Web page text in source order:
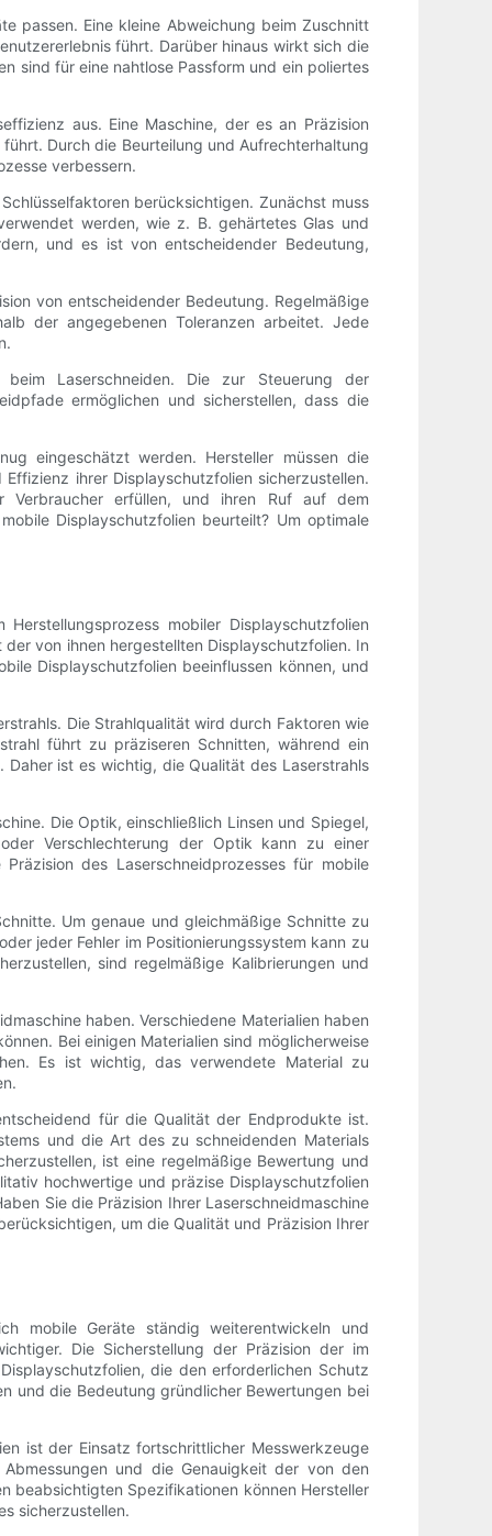
passen. Eine kleine Abweichung beim Zuschnitt
führt. Darüber hinaus wirkt sich die
sind für eine nahtlose Passform und ein poliertes
aus. Eine Maschine, der es an Präzision
Durch die Beurteilung und Aufrechterhaltung
verbessern.
berücksichtigen. Zunächst muss
werden, wie z. B. gehärtetes Glas und
und es ist von entscheidender Bedeutung,
von entscheidender Bedeutung. Regelmäßige
der angegebenen Toleranzen arbeitet. Jede
Laserschneiden. Die zur Steuerung der
ermöglichen und sicherstellen, dass die
eingeschätzt werden. Hersteller müssen die
ihrer Displayschutzfolien sicherzustellen.
Verbraucher erfüllen, und ihren Ruf auf dem
Displayschutzfolien beurteilt? Um optimale
mobiler Displayschutzfolien
von ihnen hergestellten Displayschutzfolien. In
Displayschutzfolien beeinflussen können, und
Die Strahlqualität wird durch Faktoren wie
führt zu präziseren Schnitten, während ein
ist es wichtig, die Qualität des Laserstrahls
Die Optik, einschließlich Linsen und Spiegel,
Verschlechterung der Optik kann zu einer
des Laserschneidprozesses für mobile
Um genaue und gleichmäßige Schnitte zu
jeder Fehler im Positionierungssystem kann zu
sind regelmäßige Kalibrierungen und
haben. Verschiedene Materialien haben
Bei einigen Materialien sind möglicherweise
Es ist wichtig, das verwendete Material zu
für die Qualität der Endprodukte ist.
und die Art des zu schneidenden Materials
ist eine regelmäßige Bewertung und
hochwertige und präzise Displayschutzfolien
Sie die Präzision Ihrer Laserschneidmaschine
um die Qualität und Präzision Ihrer
mobile Geräte ständig weiterentwickeln und
Die Sicherstellung der Präzision der im
die den erforderlichen Schutz
und die Bedeutung gründlicher Bewertungen bei
ist der Einsatz fortschrittlicher Messwerkzeuge
und die Genauigkeit der von den
beabsichtigten Spezifikationen können Hersteller
sicherzustellen.